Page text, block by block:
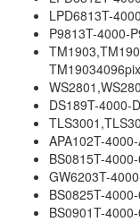
LPD6813T-
P9813T-4000-
DS189T-4000-
APA102T-
BS0815T-
GW6203T-
BS0825T-
BS0901T-